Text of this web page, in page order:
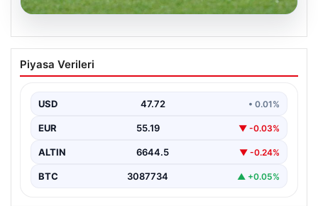
08.08.2026
Bugün hangi maçlar var? 08 Ağustos
Cumartesi 2026 günün maç programı,
Piyasa Verileri
USD 47.72 • 0.01%
EUR 55.19 ▼ -0.03%
ALTIN 6644.5 ▼ -0.24%
BTC 3087734 ▲ +0.05%